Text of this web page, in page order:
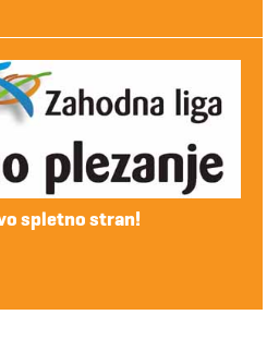
spletno stran!